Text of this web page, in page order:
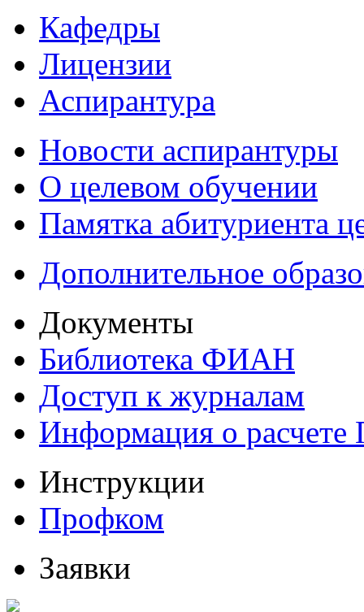
Кафедры
Лицензии
Аспирантура
Новости аспирантуры
О целевом обучении
Памятка абитуриента
Дополнительное
Документы
Библиотека ФИАН
Доступ к журналам
Информация о
Инструкции
Профком
Заявки